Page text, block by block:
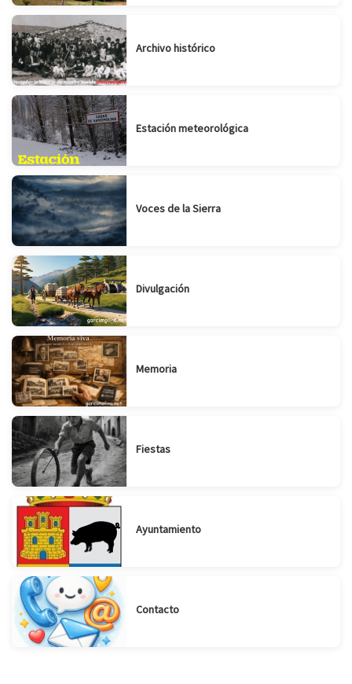
Archivo histórico
Estación meteorológica
Voces de la Sierra
Divulgación
Memoria
Fiestas
Ayuntamiento
Contacto